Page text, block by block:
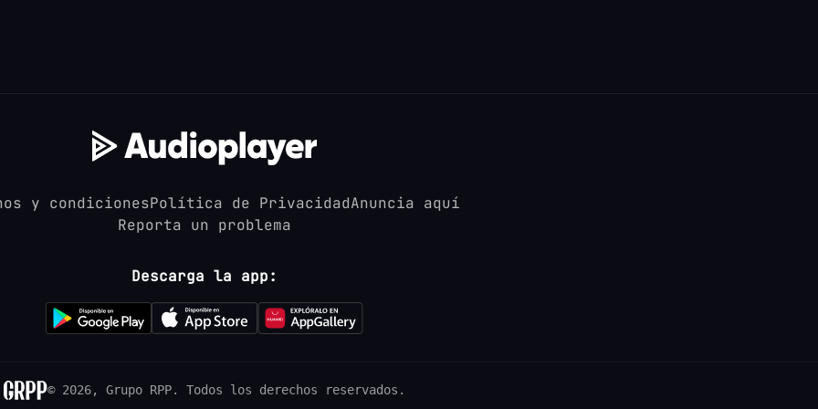
y condicionesPolítica de PrivacidadAnuncia aquí
Reporta un problema
Descarga la app:
© 2026, Grupo RPP. Todos los derechos reservados.